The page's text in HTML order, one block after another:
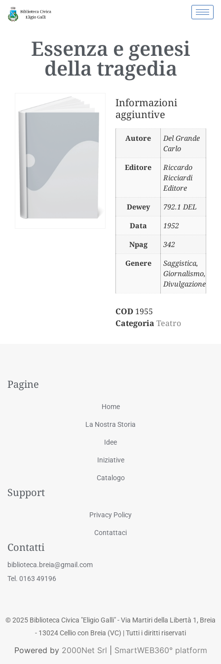
Essenza e genesi
della tragedia
Informazioni
aggiuntive
Autore
Del Grande
Carlo
Editore
Riccardo
Ricciardi
Editore
Dewey
792.1 DEL
Data
1952
Npag
342
Genere
Saggistica,
Giornalismo,
Divulgazione
COD 1955
Categoria Teatro
Pagine
Home
La Nostra Storia
Idee
Iniziative
Catalogo
Support
Privacy Policy
Contattaci
Contatti
biblioteca.breia@gmail.com
Tel. 0163 49196
© 2025 Biblioteca Civica "Eligio Galli" - Via Martiri della Libertà 1, Breia
- 13024 Cellio con Breia (VC) | Tutti i diritti riservati
Powered by 2000Net Srl SmartWEB360° platform